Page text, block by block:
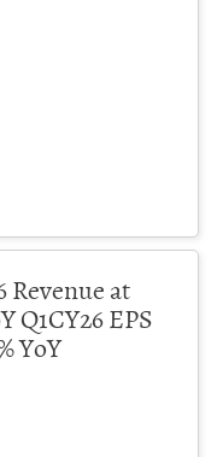
Revenue at
Q1CY26 EPS
YoY